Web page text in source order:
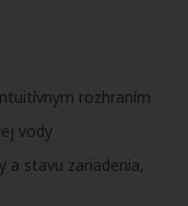
rozhraním
vody
a stavu zariadenia,